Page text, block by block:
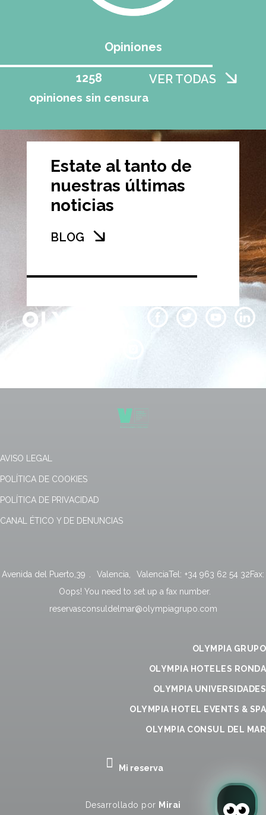
Opiniones
opiniones sin censura
1258 VER TODAS
Estate al tanto de
nuestras últimas
noticias
BLOG
AVISO LEGAL
POLÍTICA DE COOKIES
POLÍTICA DE PRIVACIDAD
CANAL ÉTICO Y DE DENUNCIAS
Avenida del Puerto,39 . Valencia, ValenciaTel: +34 963 62 54 32Fax:
Oops! You need to set up a fax number.
reservasconsuldelmar@olympiagrupo.com
OLYMPIA GRUPO
OLYMPIA HOTELES RONDA
OLYMPIA UNIVERSIDADES
OLYMPIA HOTEL EVENTS & SPA
OLYMPIA CONSUL DEL MAR
Mi reserva
Desarrollado por Mirai